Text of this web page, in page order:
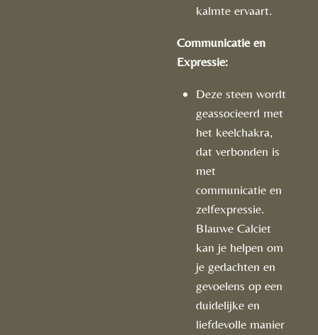
kalmte ervaart.
Communicatie en
Expressie:
Deze steen wordt
geassocieerd met
het keelchakra,
dat verbonden is
met
communicatie en
zelfexpressie.
Blauwe Calciet
kan je helpen om
je gedachten en
gevoelens op een
duidelijke en
liefdevolle manier